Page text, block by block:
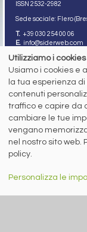
ISSN 2532-2982
Sede sociale: Flero
T. +39 030 254 00 06
E. info@siderweb.com
Copyright siderweb
Tutti i diritti sono
Privacy policy
Cookie policy
Digital Services Act
MENU
NEWS
PREZZI ITALIA
SERVIZI
Utilizziamo i
Usiamo i cookies e
la tua esperienza
contenuti
traffico e capire da
cambiare le tue
vengano
nel nostro sito web.
policy.
Personalizza le